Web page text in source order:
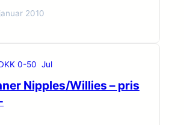
2010
0-50 Jul
Nipples/Willies – pris